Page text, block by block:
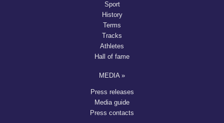
Sport
History
Terms
Tracks
Athletes
Hall of fame
MEDIA »
Press releases
Media guide
Press contacts